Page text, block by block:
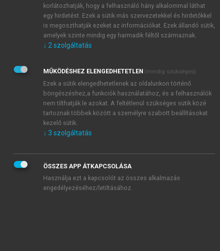
Kérek értesítést a MeRSZ újdonságairól, akcióiról.
Kérek értesítést az Akadémiai Kiadó Zrt. újdonságairól,
Adatkezelési tájékoztatóbanfoglaltakat tudomásul
veszem és elfogadom.
Általános vásárlási feltételeket, valamint a szotar.netés a
mersz.huoldalak licencszerződéseiben foglaltakat
tudomásul veszem és elfogadom.
KIPRÓBÁLOM
korlátozhatják, hogy a felhasználó hány alkalommal láthat
egy hirdetést. Ezek a sütik más szervezetekkel és hirdetőkkel
is megoszthatják ezeket az információkat. Ezek állandó sütik,
amelyek szinte mindig egy harmadik féltől származnak.
↓ 2 szolgáltatás
MŰKÖDÉSHEZ ELENGEDHETETLEN (mindig szükséges)
Ezek a sütik elengedhetetlenek az oldalunkon történő
böngészéshez,a funkciók használatához, és a felhasználók
nem tilthatják le azokat. A feltétlenül szükséges sütik közé
tartoznak többek között a személyre szabott beállításokat
kezelő sütik.
↓ 3 szolgáltatás
ÖSSZES APP ÁTKAPCSOLÁSA
Használja ezt a kapcsolót az összes alkalmazás
engedélyezéséhez/letiltásához.